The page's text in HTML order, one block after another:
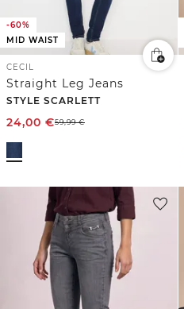
-60%
MID WAIST
CECIL
Straight Leg Jeans
STYLE SCARLETT
24,00 €59,99€